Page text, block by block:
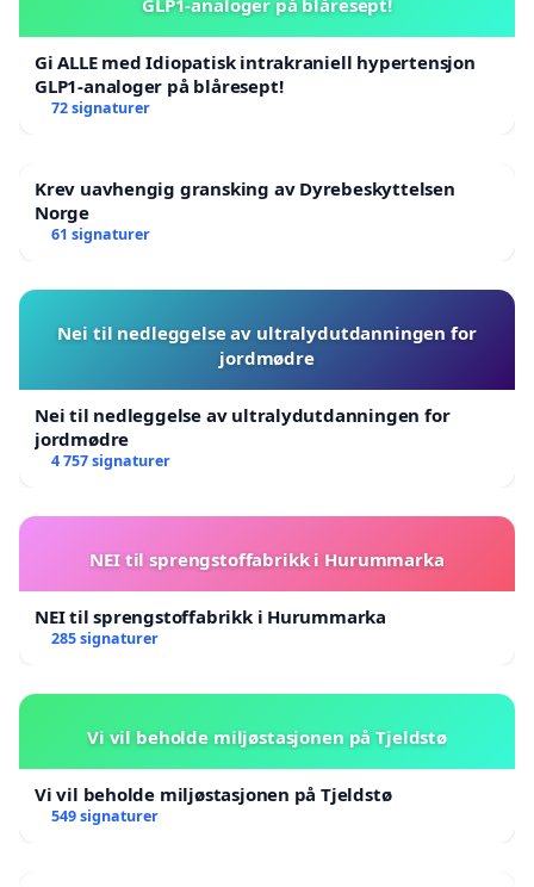
Gi ALLE med Idiopatisk intrakraniell hypertensjon
GLP1-analoger på blåresept!
72 signaturer
Krev uavhengig gransking av Dyrebeskyttelsen
Norge
61 signaturer
Nei til nedleggelse av ultralydutdanningen for
jordmødre
Nei til nedleggelse av ultralydutdanningen for
jordmødre
4 757 signaturer
NEI til sprengstoffabrikk i Hurummarka
NEI til sprengstoffabrikk i Hurummarka
285 signaturer
Vi vil beholde miljøstasjonen på Tjeldstø
Vi vil beholde miljøstasjonen på Tjeldstø
549 signaturer